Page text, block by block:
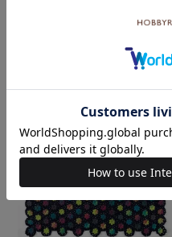
カートに入れる